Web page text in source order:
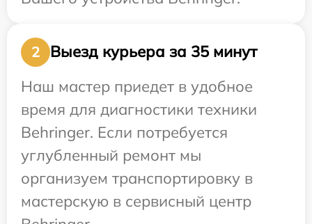
2
Выезд курьера за 35 минут
Наш мастер приедет в удобное
время для диагностики техники
Behringer. Если потребуется
углубленный ремонт мы
организуем транспортировку в
мастерскую в сервисный центр